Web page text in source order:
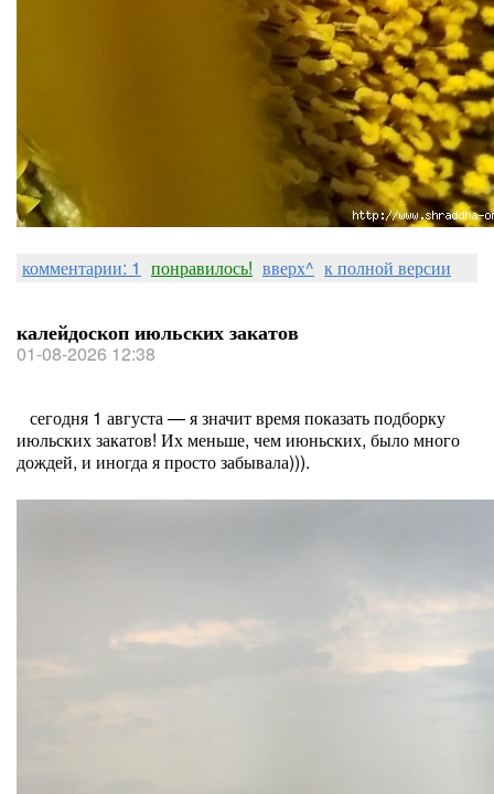
комментарии: 1 понравилось! вверх^ к полной версии
калейдоскоп июльских закатов
01-08-2026 12:38
сегодня 1 августа — я значит время показать подборку
июльских закатов! Их меньше, чем июньских, было много
дождей, и иногда я просто забывала))).